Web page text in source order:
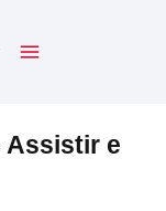
Assistir e